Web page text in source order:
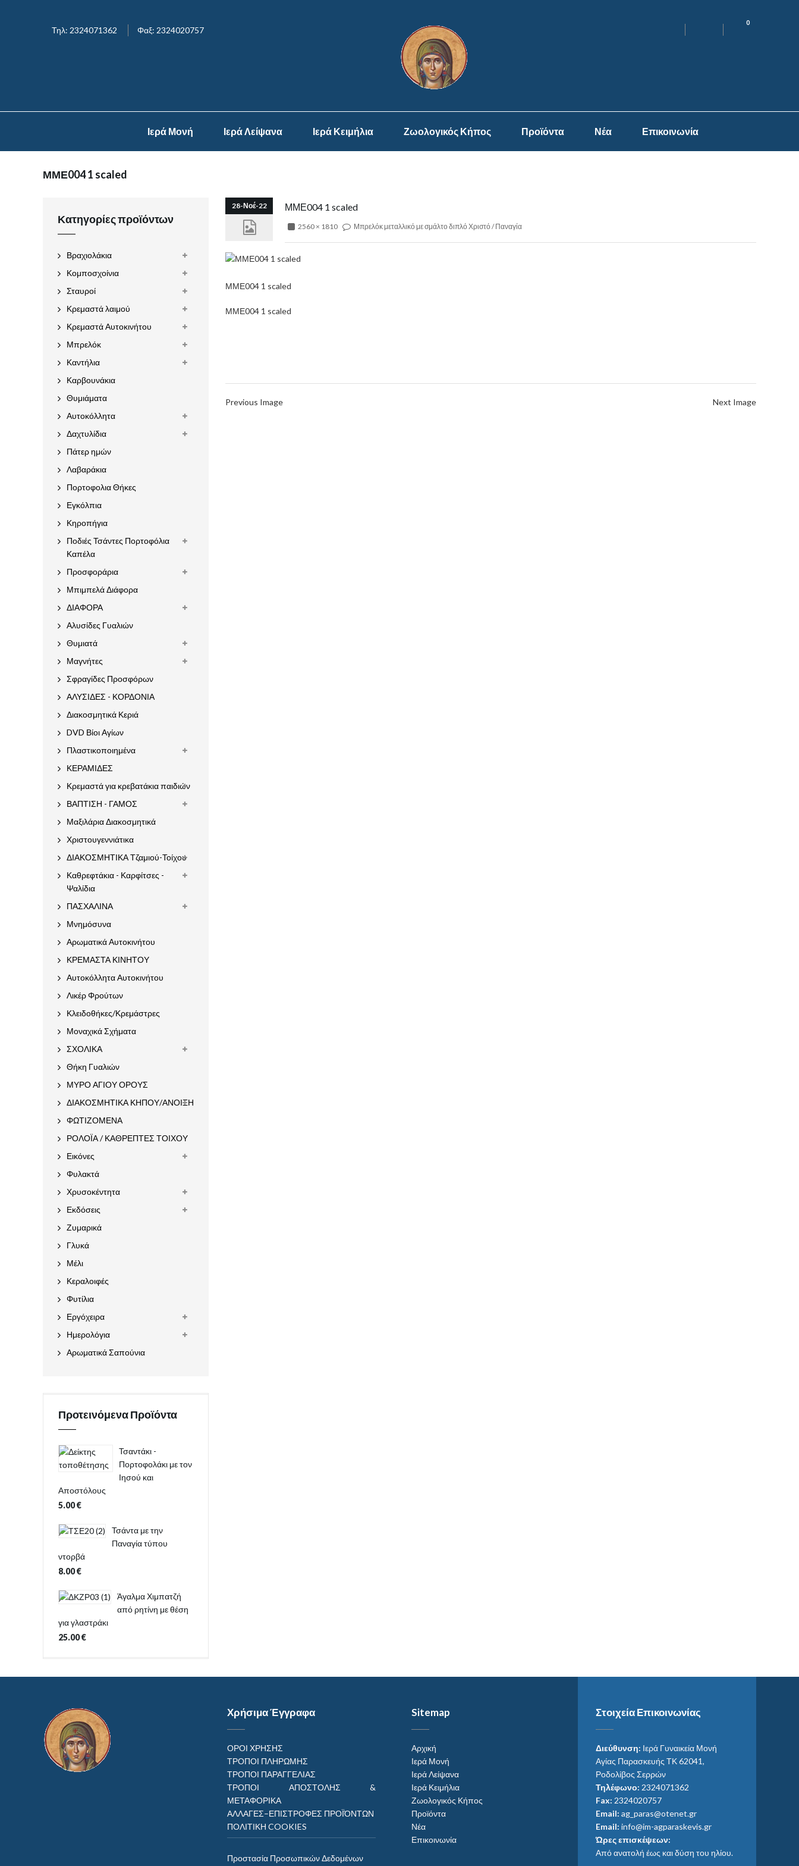
Τηλ: 2324071362 Φαξ: 2324020757
0
Ιερά Μονή Ιερά Λείψανα Ιερά Κειμήλια Ζωολογικός Κήπος Προϊόντα Νέα Επικοινωνία
ΜΜΕ004 1 scaled
28-Νοέ-22 ΜΜΕ004 1 scaled
2560 × 1810 Μπρελόκ μεταλλικό με σμάλτο διπλό Χριστό / Παναγία
ΜΜΕ004 1 scaled
ΜΜΕ004 1 scaled
Previous Image Next Image
Κατηγορίες προϊόντων
Βραχιολάκια
Κομποσχοίνια
Σταυροί
Κρεμαστά λαιμού
Κρεμαστά Αυτοκινήτου
Μπρελόκ
Καντήλια
Καρβουνάκια
Θυμιάματα
Αυτοκόλλητα
Δαχτυλίδια
Πάτερ ημών
Λαβαράκια
Πορτοφολια Θήκες
Εγκόλπια
Κηροπήγια
Ποδιές Τσάντες Πορτοφόλια
Καπέλα
Προσφοράρια
Μπιμπελά Διάφορα
ΔΙΑΦΟΡΑ
Αλυσίδες Γυαλιών
Θυμιατά
Μαγνήτες
Σφραγίδες Προσφόρων
ΑΛΥΣΙΔΕΣ - ΚΟΡΔΟΝΙΑ
Διακοσμητικά Κεριά
DVD Βίοι Αγίων
Πλαστικοποιημένα
ΚΕΡΑΜΙΔΕΣ
Κρεμαστά για κρεβατάκια παιδιών
ΒΑΠΤΙΣΗ - ΓΑΜΟΣ
Μαξιλάρια Διακοσμητικά
Χριστουγεννιάτικα
ΔΙΑΚΟΣΜΗΤΙΚΑ Τζαμιού-Τοίχου
Καθρεφτάκια - Καρφίτσες -
Ψαλίδια
ΠΑΣΧΑΛΙΝΑ
Μνημόσυνα
Αρωματικά Αυτοκινήτου
ΚΡΕΜΑΣΤΑ ΚΙΝΗΤΟΥ
Αυτοκόλλητα Αυτοκινήτου
Λικέρ Φρούτων
Κλειδοθήκες/Κρεμάστρες
Μοναχικά Σχήματα
ΣΧΟΛΙΚΑ
Θήκη Γυαλιών
ΜΥΡΟ ΑΓΙΟΥ ΟΡΟΥΣ
ΔΙΑΚΟΣΜΗΤΙΚΑ ΚΗΠΟΥ/ΑΝΟΙΞΗ
ΦΩΤΙΖΟΜΕΝΑ
ΡΟΛΟΪΑ / ΚΑΘΡΕΠΤΕΣ ΤΟΙΧΟΥ
Εικόνες
Φυλακτά
Χρυσοκέντητα
Εκδόσεις
Ζυμαρικά
Γλυκά
Μέλι
Κεραλοιφές
Φυτίλια
Εργόχειρα
Ημερολόγια
Αρωματικά Σαπούνια
Προτεινόμενα Προϊόντα
Τσαντάκι -
Πορτοφολάκι με τον
Ιησού και
Αποστόλους
5.00€
Τσάντα με την
Παναγία τύπου
ντορβά
8.00€
Άγαλμα Χιμπατζή
από ρητίνη με θέση
για γλαστράκι
25.00€
Χρήσιμα Έγγραφα
ΟΡΟΙ ΧΡΗΣΗΣ
ΤΡΟΠΟΙ ΠΛΗΡΩΜΗΣ
ΤΡΟΠΟΙ ΠΑΡΑΓΓΕΛΙΑΣ
ΤΡΟΠΟΙ ΑΠΟΣΤΟΛΗΣ &
ΜΕΤΑΦΟΡΙΚΑ
ΑΛΛΑΓΕΣ–ΕΠΙΣΤΡΟΦΕΣ ΠΡΟΪΌΝΤΩΝ
ΠΟΛΙΤΙΚΗ COOKIES
Προστασία Προσωπικών Δεδομένων
Sitemap
Αρχική
Ιερά Μονή
Ιερά Λείψανα
Ιερά Κειμήλια
Ζωολογικός Κήπος
Προϊόντα
Νέα
Επικοινωνία
Στοιχεία Επικοινωνίας
Διεύθυνση: Ιερά Γυναικεία Μονή
Αγίας Παρασκευής ΤΚ 62041,
Ροδολίβος Σερρών
Τηλέφωνο: 2324071362
Fax: 2324020757
Email: ag_paras@otenet.gr
Email: info@im-agparaskevis.gr
Ώρες επισκέψεων:
Από ανατολή έως και δύση του ηλίου.